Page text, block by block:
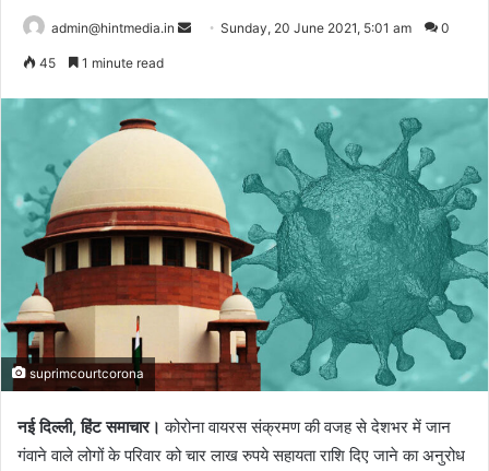
admin@hintmedia.in
SendSunday, 20 June 2021, 5:01 am 0
45 1 minute read
suprimcourtcorona
नई दिल्ली, हिंट समाचार। कोरोना वायरस संक्रमण की वजह से देशभर में जान
गंवाने वाले लोगों के परिवार को चार लाख रुपये सहायता राशि दिए जाने का अनुरोध